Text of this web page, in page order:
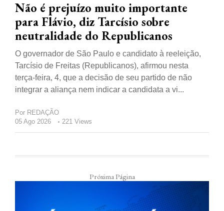
Não é prejuízo muito importante
para Flávio, diz Tarcísio sobre
neutralidade do Republicanos
O governador de São Paulo e candidato à reeleição,
Tarcísio de Freitas (Republicanos), afirmou nesta
terça-feira, 4, que a decisão de seu partido de não
integrar a aliança nem indicar a candidata a vi...
Por REDAÇÃO
05 Ago 2026
221 Views
Próxima Página